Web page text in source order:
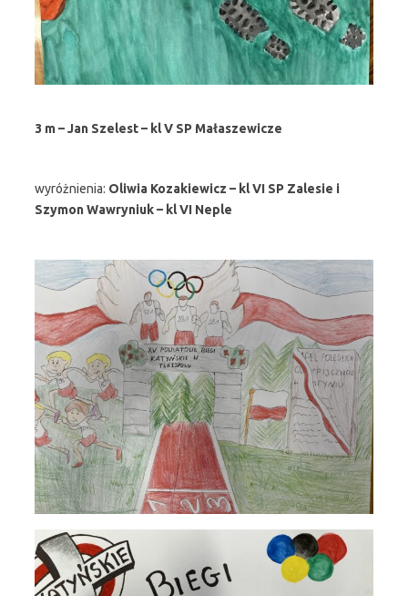
3 m – Jan Szelest – kl V SP Małaszewicze
wyróżnienia: Oliwia Kozakiewicz – kl VI SP Zalesie i
Szymon Wawryniuk – kl VI Neple